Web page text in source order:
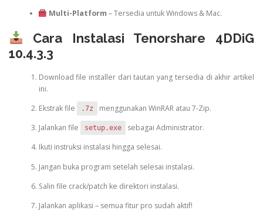
Multi-Platform – Tersedia untuk Windows & Mac.
Cara Instalasi Tenorshare 4DDiG
10.4.3.3
Download file installer dari tautan yang tersedia di akhir artikel
ini.
Ekstrak file
.7z
menggunakan WinRAR atau 7-Zip.
Jalankan file
setup.exe
sebagai Administrator.
Ikuti instruksi instalasi hingga selesai.
Jangan buka program setelah selesai instalasi.
Salin file crack/patch ke direktori instalasi.
Jalankan aplikasi – semua fitur pro sudah aktif!